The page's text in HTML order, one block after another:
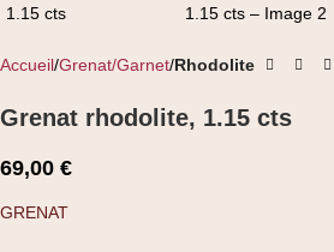
Accueil Grenat/Garnet Rhodolite
Grenat rhodolite, 1.15 cts
69,00 €
GRENAT